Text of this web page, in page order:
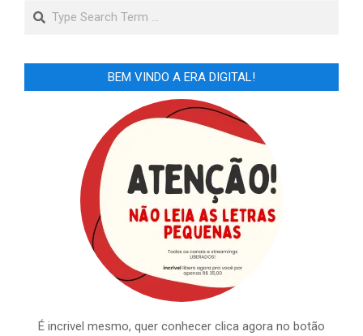
Search
BEM VINDO A ERA DIGITAL!
É incrivel mesmo, quer conhecer clica agora no botão